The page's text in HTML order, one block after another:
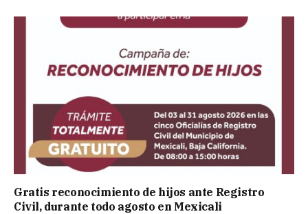
Gratis reconocimiento de hijos ante Registro
Civil, durante todo agosto en Mexicali